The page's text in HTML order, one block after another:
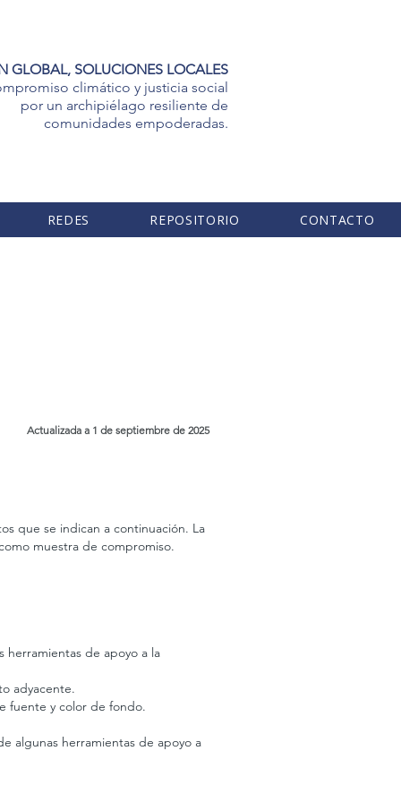
GLOBAL, SOLUCIONES LOCALES
climático y justicia social
por un archipiélago resiliente de
comunidades empoderadas.
REDES REPOSITORIO CONTACTO
Actualizada a 1 de septiembre de 2025
que se indican a continuación. La
muestra de compromiso.
herramientas de apoyo a la
adyacente.
fuente y color de fondo.
algunas herramientas de apoyo a